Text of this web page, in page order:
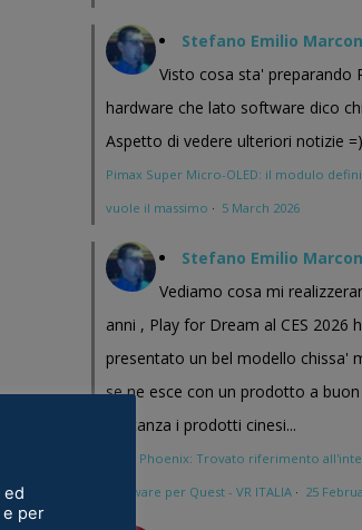
Stefano Emilio Marcon
Visto cosa sta' preparando
hardware che lato software dico
Aspetto di vedere ulteriori notizie
Pimax Super Micro-OLED: il modulo
vuole il massimo · 5 March 2026
Stefano Emilio Marcon
Vediamo cosa mi
anni , Play for Dream al CES 2026
presentato un bel modello chissa'
se ne esce con un prodotto a
sostanza i prodotti cinesi...
Meta Phoenix: Trovato riferimento
firmware per Quest - VR ITALIA · 25
ed
e per